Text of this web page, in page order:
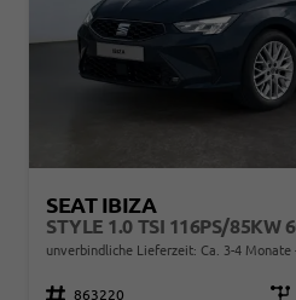
SEAT IBIZA
STYLE 1.0 TSI 116PS/85KW
unverbindliche Lieferzeit: Ca. 3-4 Monate
Fahrzeugnr. 863220 Getriebe